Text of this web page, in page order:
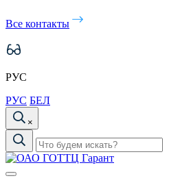
Все контакты
РУС
РУС БЕЛ
×